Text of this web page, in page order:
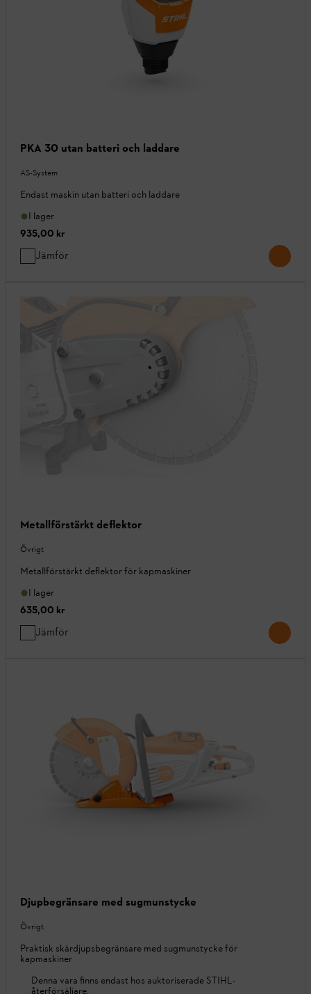
PKA 30 utan batteri och laddare
AS-System
Endast maskin utan batteri och laddare
I lager
935,00 kr
Jämför
Metallförstärkt deflektor
Övrigt
Metallförstärkt deflektor för kapmaskiner
I lager
635,00 kr
Jämför
Djupbegränsare med sugmunstycke
Övrigt
Praktisk skärdjupsbegränsare med sugmunstycke för
kapmaskiner
Denna vara finns endast hos auktoriserade STIHL-
återförsäljare.